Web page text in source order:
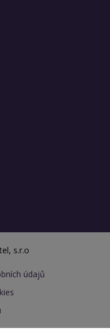
s.r.o
údajů